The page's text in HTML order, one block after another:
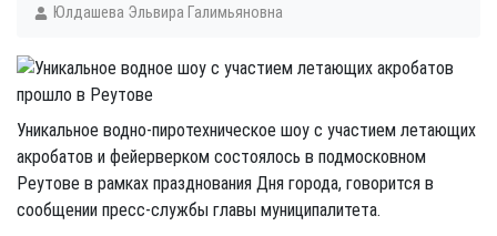
Юлдашева Эльвира Галимьяновна
Уникальное водно-пиротехническое шоу с участием летающих
акробатов и фейерверком состоялось в подмосковном
Реутове в рамках празднования Дня города, говорится в
сообщении пресс-службы главы муниципалитета.